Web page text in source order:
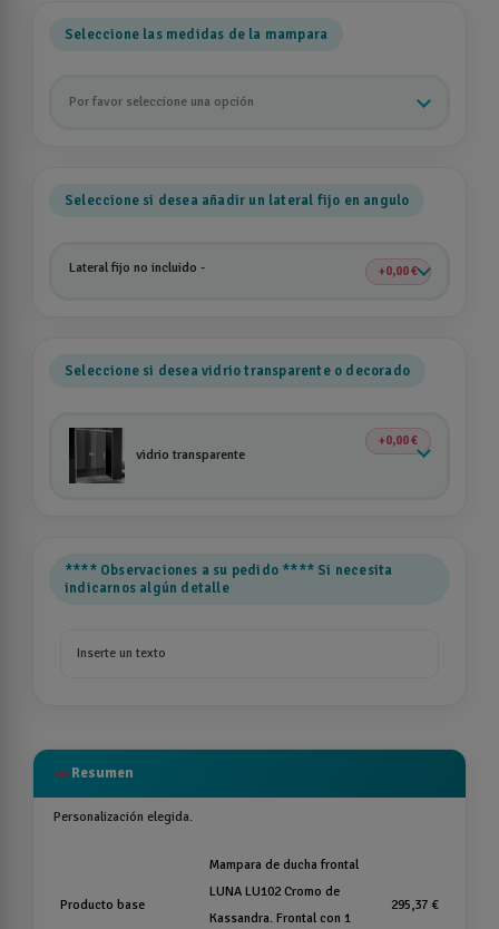
Seleccione las medidas de la mampara
Por favor seleccione una opción
Seleccione si desea añadir un lateral fijo en angulo
Lateral fijo no incluido - 0,00 €
Seleccione si desea vidrio transparente o decorado
vidrio transparente
0,00 €
**** Observaciones a su pedido **** Si necesita
indicarnos algún detalle
listResumen
Personalización elegida.
Producto base
Mampara de ducha frontal
LUNA LU102 Cromo de
Kassandra. Frontal con 1
295,37 €